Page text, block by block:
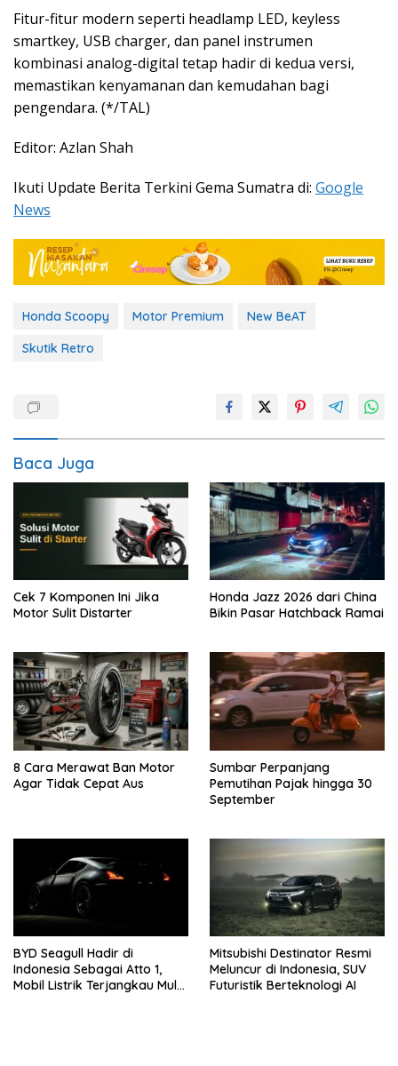
Fitur-fitur modern seperti headlamp LED, keyless
smartkey, USB charger, dan panel instrumen
kombinasi analog-digital tetap hadir di kedua versi,
memastikan kenyamanan dan kemudahan bagi
pengendara. (*/TAL)
Editor: Azlan Shah
Ikuti Update Berita Terkini Gema Sumatra di: Google
News
Honda Scoopy Motor Premium
New BeAT
Skutik Retro
Baca Juga
Cek 7 Komponen Ini Jika
Motor Sulit Distarter
Honda Jazz 2026 dari China
Bikin Pasar Hatchback Ramai
8 Cara Merawat Ban Motor
Agar Tidak Cepat Aus
Sumbar Perpanjang
Pemutihan Pajak hingga 30
September
BYD Seagull Hadir di
Indonesia Sebagai Atto 1,
Mobil Listrik Terjangkau Mulai
Mitsubishi Destinator Resmi
Meluncur di Indonesia, SUV
Futuristik Berteknologi AI